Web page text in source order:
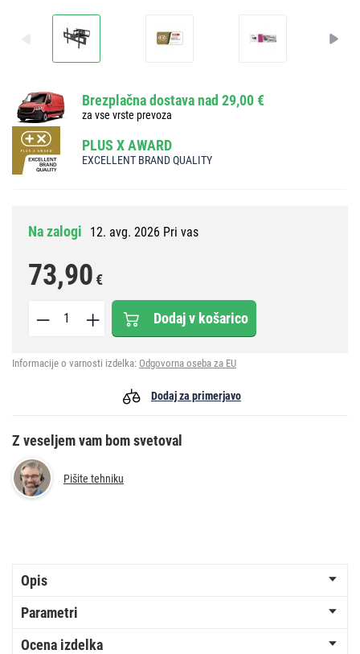
Brezplačna dostava nad 29,00 €
za vse vrste prevoza
PLUS X AWARD
EXCELLENT BRAND QUALITY
Na zalogi 12. avg. 2026 Pri vas
73,90€
Dodaj v košarico
Informacije o varnosti izdelka: Odgovorna oseba za EU
Dodaj za primerjavo
Z veseljem vam bom svetoval
Pišite tehniku
Opis
Parametri
Ocena izdelka